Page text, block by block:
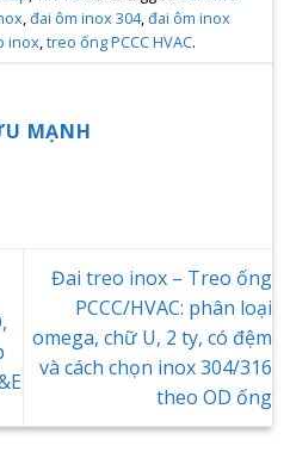
,đai ôm inox 304,đai ôm inox
inox,treo ống PCCC HVAC.
MẠNH
Đai treo inox – Treo ống
PCCC/HVAC: phân loại
omega, chữ U, 2 ty, có đệm
và cách chọn inox 304/316
theo OD ống